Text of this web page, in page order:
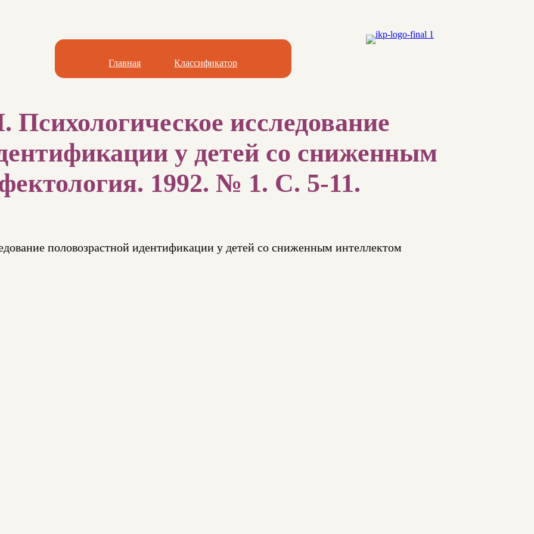
Главная Классификатор
исследование
у детей со сниженным
1992. № 1. С. 5-11.
половозрастной идентификации у детей со сниженным интеллектом